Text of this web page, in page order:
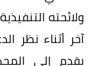
ولائحته
آخر أثناء نظر
يقدم إلى